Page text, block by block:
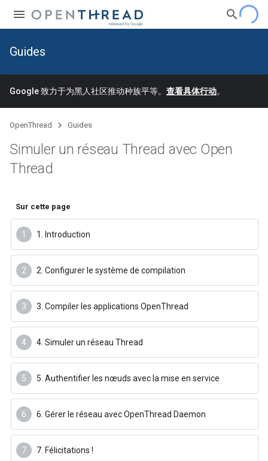
Guides
Google 致力于为黑人社区推动种族平等。 查看具体行动。
OpenThread Guides
Simuler un réseau Thread avec Open
Thread
Sur cette page
1. Introduction
2. Configurer le système de compilation
3. Compiler les applications OpenThread
4. Simuler un réseau Thread
5. Authentifier les nœuds avec la mise en service
6. Gérer le réseau avec OpenThread Daemon
7. Félicitations !